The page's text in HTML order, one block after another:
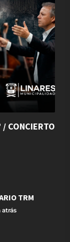
/ CONCIERTO
TRM
atrás